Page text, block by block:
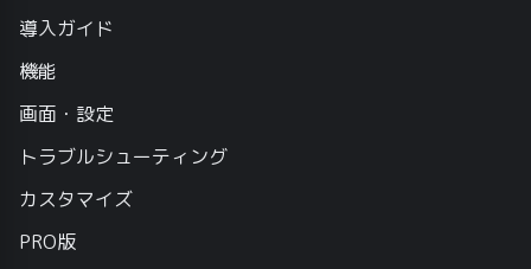
導入ガイド
機能
画面・設定
トラブルシューティング
カスタマイズ
PRO版